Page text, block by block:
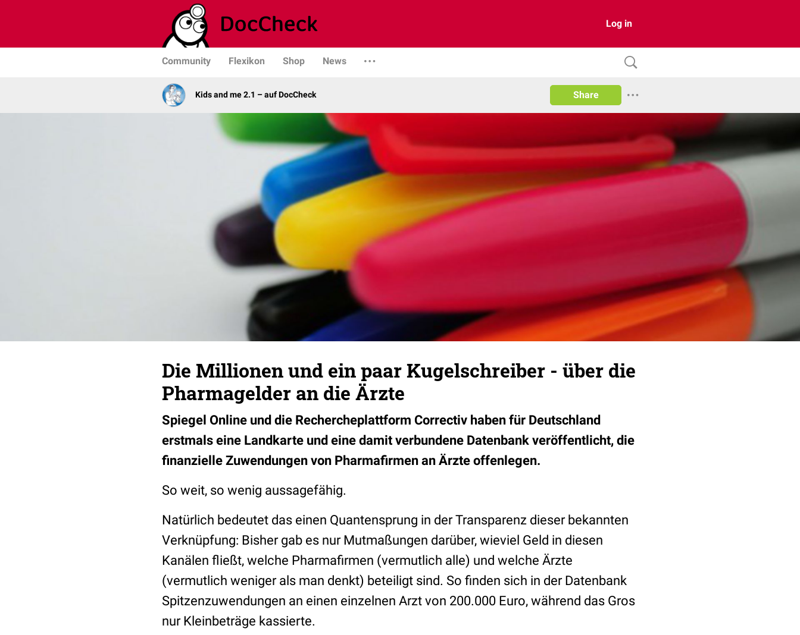
Log in
Community Flexikon Shop News
Kids and me 2.1 – auf DocCheck Share
Die Millionen und ein paar Kugelschreiber - über die
Pharmagelder an die Ärzte
Spiegel Online und die Rechercheplattform Correctiv haben für Deutschland
erstmals eine Landkarte und eine damit verbundene Datenbank veröffentlicht, die
finanzielle Zuwendungen von Pharmafirmen an Ärzte offenlegen.
So weit, so wenig aussagefähig.
Natürlich bedeutet das einen Quantensprung in der Transparenz dieser bekannten
Verknüpfung: Bisher gab es nur Mutmaßungen darüber, wieviel Geld in diesen
Kanälen fließt, welche Pharmafirmen (vermutlich alle) und welche Ärzte
(vermutlich weniger als man denkt) beteiligt sind. So finden sich in der Datenbank
Spitzenzuwendungen an einen einzelnen Arzt von 200.000 Euro, während das Gros
nur Kleinbeträge kassierte.